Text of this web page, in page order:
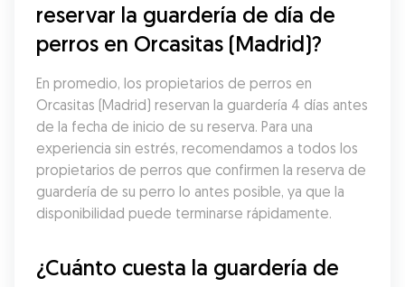
reservar la guardería de día de
perros en Orcasitas (Madrid)?
En promedio, los propietarios de perros en
Orcasitas (Madrid) reservan la guardería 4 días antes
de la fecha de inicio de su reserva. Para una
experiencia sin estrés, recomendamos a todos los
propietarios de perros que confirmen la reserva de
guardería de su perro lo antes posible, ya que la
disponibilidad puede terminarse rápidamente.
¿Cuánto cuesta la guardería de